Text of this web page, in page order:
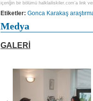
içeriğin bir bölümü halklailiskiler.com’a link
Etiketler: Gonca Karakaş
Medya
GALERİ